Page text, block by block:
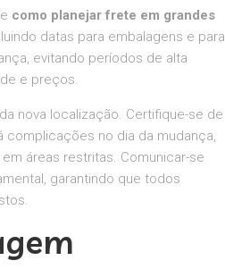
como planejar frete em grandes
datas para embalagens e para
evitando períodos de alta
e preços.
nova localização. Certifique-se de
complicações no dia da mudança,
áreas restritas. Comunicar-se
garantindo que todos